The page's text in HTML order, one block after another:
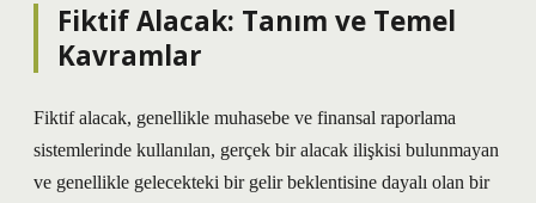
Fiktif Alacak: Tanım ve Temel
Kavramlar
Fiktif alacak, genellikle muhasebe ve finansal raporlama
sistemlerinde kullanılan, gerçek bir alacak ilişkisi bulunmayan
ve genellikle gelecekteki bir gelir beklentisine dayalı olan bir